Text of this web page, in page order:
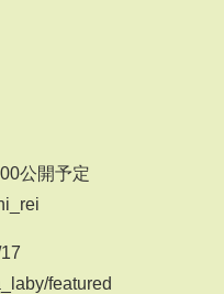
公開予定
featured